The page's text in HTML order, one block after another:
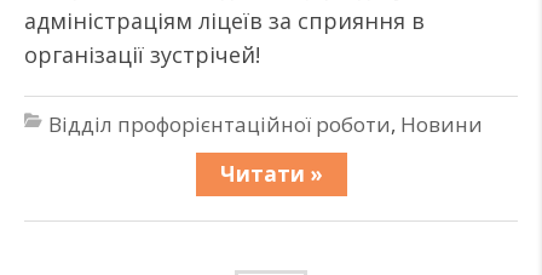
адміністраціям ліцеїв за сприяння в
організації зустрічей!
Відділ профорієнтаційної роботи, Новини
Читати »